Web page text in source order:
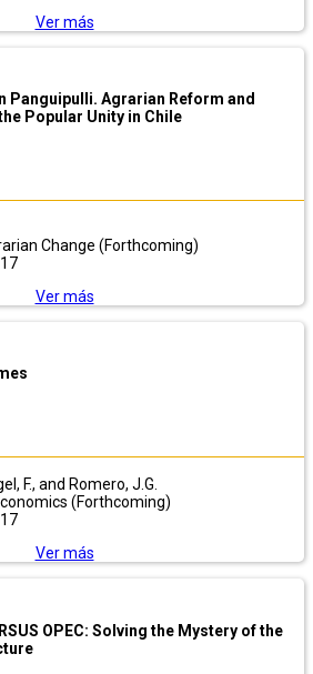
Ver más
Panguipulli. Agrarian Reform and
Popular Unity in Chile
Change (Forthcoming)
Ver más
F., and Romero, J.G.
(Forthcoming)
Ver más
OPEC: Solving the Mystery of the